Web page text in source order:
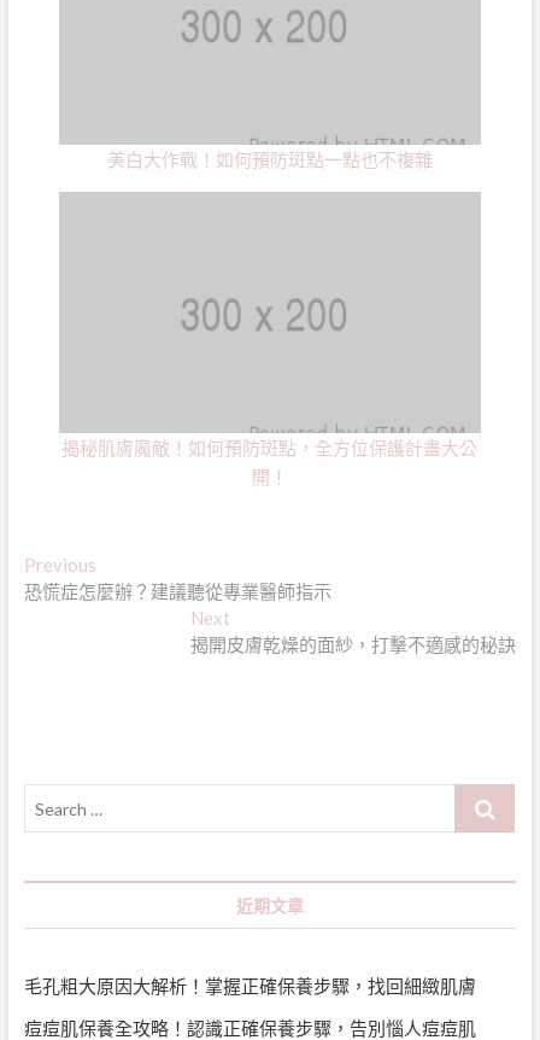
美白大作戰！如何預防斑點一點也不複雜
揭秘肌膚魔敵！如何預防斑點，全方位保護計畫大公
開！
文
章
PreviousPrevious
post:
恐慌症怎麼辦？建議聽從專業醫師指示
Next
post:
揭開皮膚乾燥的面紗，打擊不適感的秘訣
Search
近期文章
毛孔粗大原因大解析！掌握正確保養步驟，找回細緻肌膚
痘痘肌保養全攻略！認識正確保養步驟，告別惱人痘痘肌